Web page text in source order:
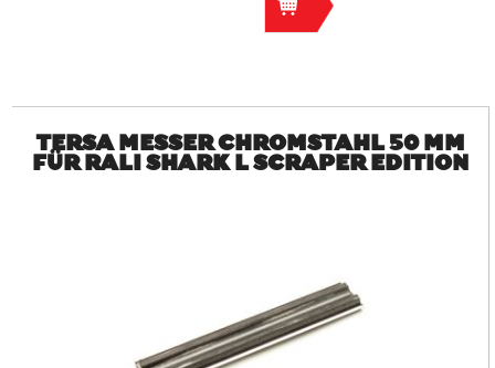
TERSA MESSER CHROMSTAHL 50 MM
FÜR RALI SHARK L SCRAPER EDITION